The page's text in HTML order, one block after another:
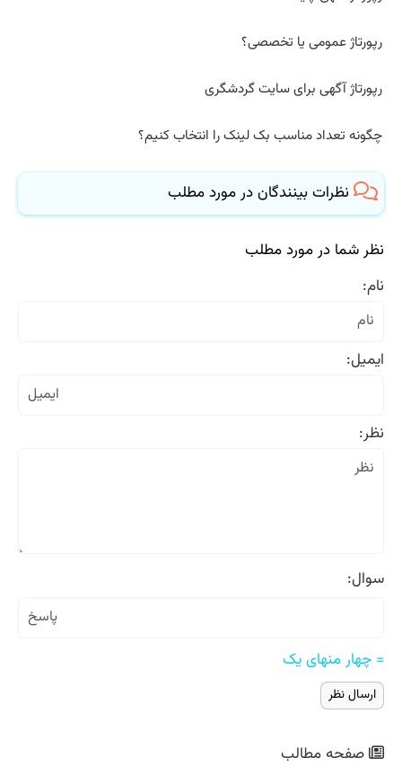
رپورتاژ عمومی یا تخصصی؟
رپورتاژ آگهی برای سایت گردشگری
چگونه تعداد مناسب بک لینک را انتخاب کنیم؟
نظرات بینندگان در مورد مطلب
نظر شما در مورد مطلب
نام:
ایمیل:
نظر:
سوال:
= چهار منهای یک
صفحه مطالب